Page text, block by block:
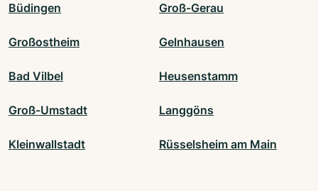
Büdingen Groß-Gerau
Großostheim Gelnhausen
Bad Vilbel Heusenstamm
Groß-Umstadt Langgöns
Kleinwallstadt Rüsselsheim am Main